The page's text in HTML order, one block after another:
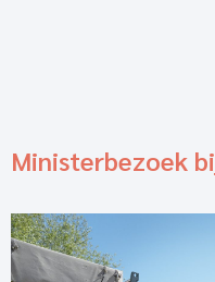
Ministerbezoek